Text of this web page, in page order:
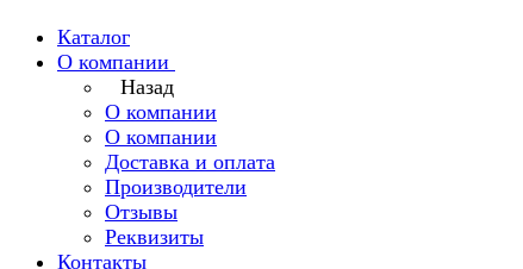
Каталог
О компании
Назад
О компании
О компании
Доставка и оплата
Производители
Отзывы
Реквизиты
Контакты